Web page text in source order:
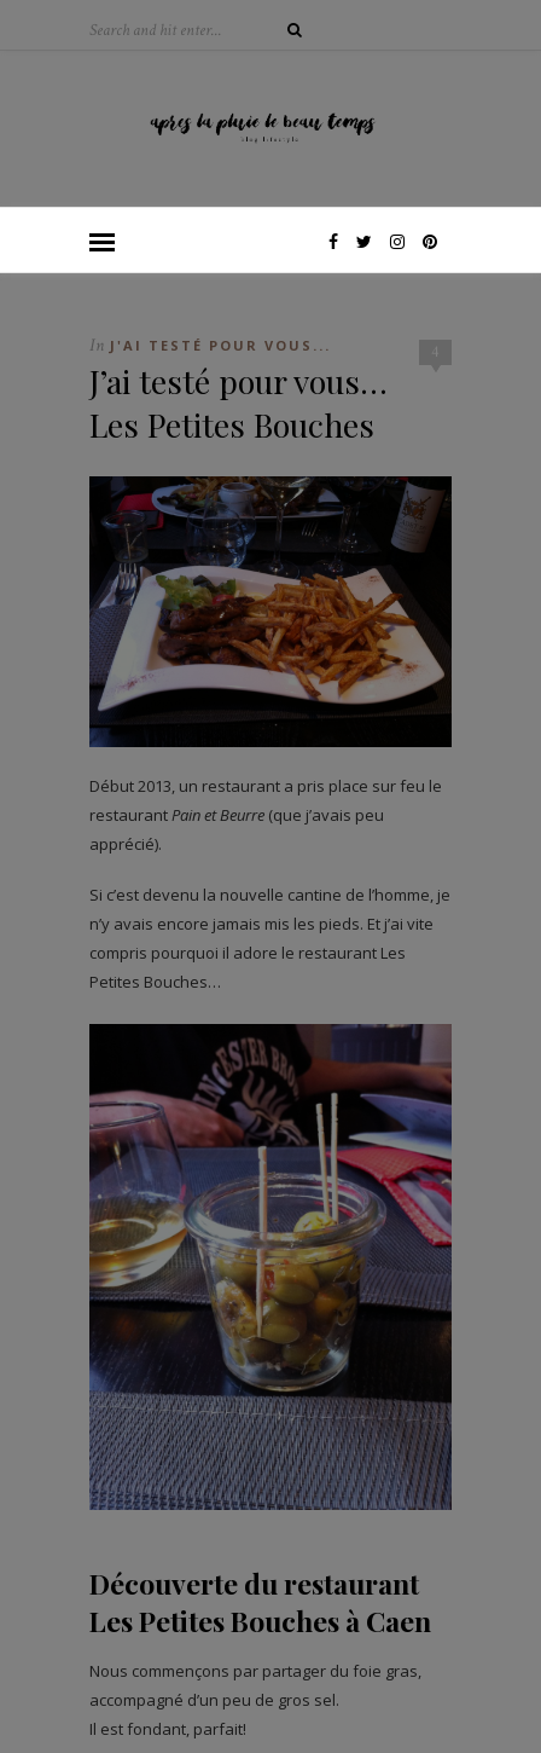
4
In J'AI TESTÉ POUR VOUS...
J’ai testé pour vous…
Les Petites Bouches
Début 2013, un restaurant a pris place sur feu le
restaurantPain et Beurre (que j’avais peu
apprécié).
Si c’est devenu la nouvelle cantine de l’homme, je
n’y avais encore jamais mis les pieds. Et j’ai vite
compris pourquoi il adore le restaurant Les
Petites Bouches…
Découverte du restaurant
Les Petites Bouches à Caen
Nous commençons par partager du foie gras,
accompagné d’un peu de gros sel.
Il est fondant, parfait!